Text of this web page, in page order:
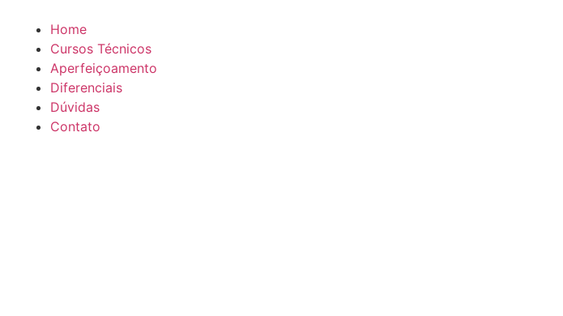
Home
Cursos Técnicos
Aperfeiçoamento
Diferenciais
Dúvidas
Contato